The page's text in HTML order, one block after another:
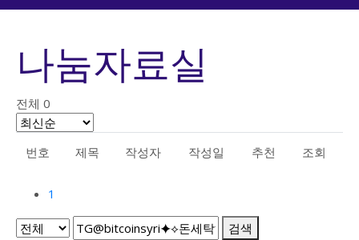
나눔자료실
전체 0
번호 제목 작성자 작성일 추천 조회
1
검색